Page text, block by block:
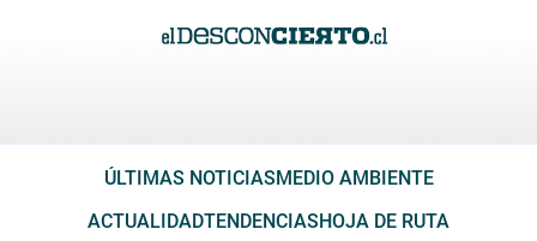
ÚLTIMAS NOTICIASMEDIO AMBIENTE
ACTUALIDADTENDENCIASHOJA DE RUTA